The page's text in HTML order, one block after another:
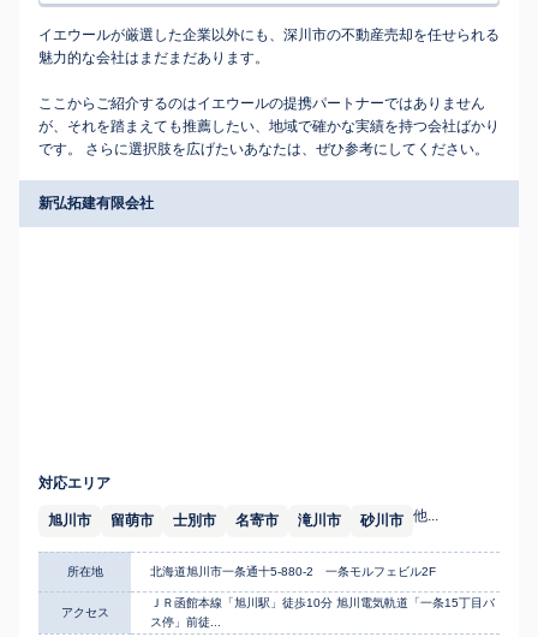
イエウールが厳選した企業以外にも、深川市の不動産売却を任せられる
魅力的な会社はまだまだあります。
ここからご紹介するのはイエウールの提携パートナーではありません
が、それを踏まえても推薦したい、地域で確かな実績を持つ会社ばかり
です。 さらに選択肢を広げたいあなたは、ぜひ参考にしてください。
新弘拓建有限会社
対応エリア
旭川市 留萌市 士別市 名寄市 滝川市 砂川市 他...
所在地 北海道旭川市一条通十5-880-2 一条モルフェビル2F
アクセス
ＪＲ函館本線「旭川駅」徒歩10分 旭川電気軌道「一条15丁目バ
ス停」前徒...